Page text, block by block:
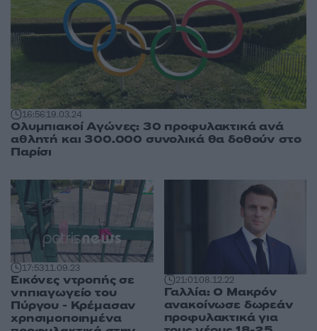
16:5619.03.24
Ολυμπιακοί Αγώνες: 30 προφυλακτικά ανά
αθλητή και 300.000 συνολικά θα δοθούν στο
Παρίσι
17:5311.09.23
Εικόνες ντροπής σε
νηπιαγωγείο του
Πύργου - Κρέμασαν
χρησιμοποιημένα
21:0108.12.22
Γαλλία: Ο Μακρόν
ανακοίνωσε δωρεάν
προφυλακτικά για